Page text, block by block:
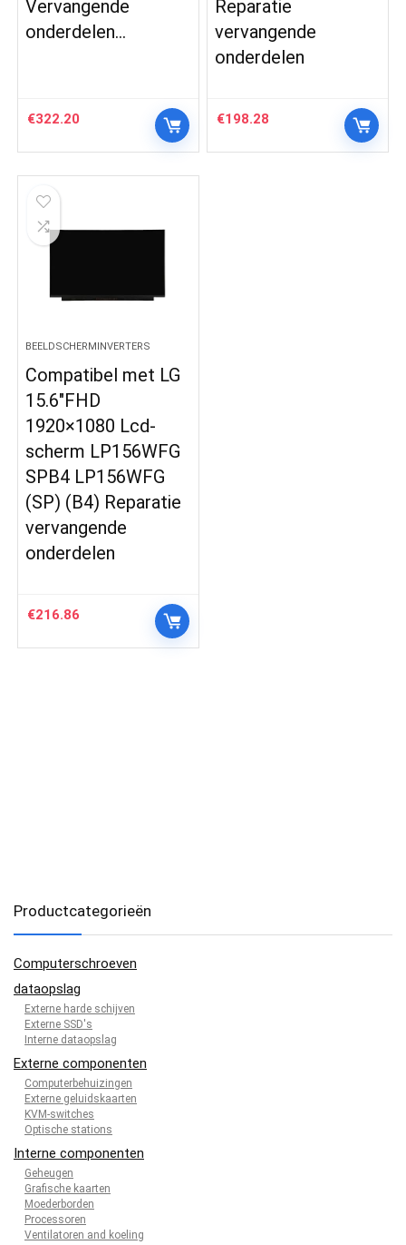
Vervangende
onderdelen…
€322.20
Reparatie
vervangende
onderdelen
€198.28
BEELDSCHERMINVERTERS
Compatibel met LG
15.6″FHD
1920×1080 Lcd-
scherm LP156WFG
SPB4 LP156WFG
(SP) (B4) Reparatie
vervangende
onderdelen
€216.86
Productcategorieën
Computerschroeven
dataopslag
Externe harde schijven
Externe SSD's
Interne dataopslag
Externe componenten
Computerbehuizingen
Externe geluidskaarten
KVM-switches
Optische stations
Interne componenten
Geheugen
Grafische kaarten
Moederborden
Processoren
Ventilatoren and koeling